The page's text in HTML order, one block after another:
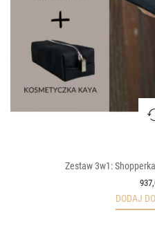
Zestaw 3w1:
DODAJ